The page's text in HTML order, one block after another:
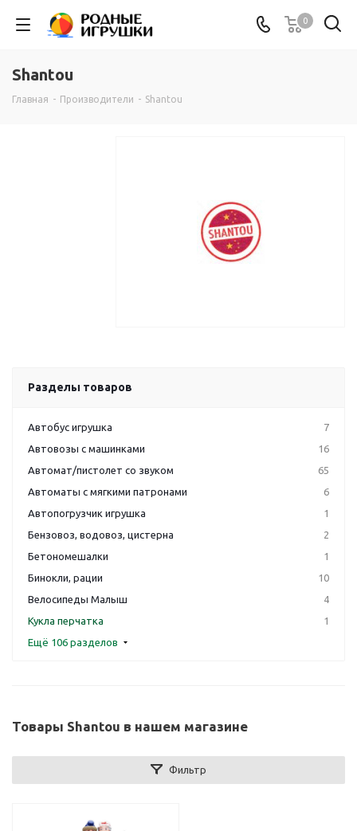
0
Shantou
Главная - Производители - Shantou
Разделы товаров
Автобус игрушка
7
Автовозы с машинками
16
Автомат/пистолет со звуком
65
Автоматы с мягкими патронами
6
Автопогрузчик игрушка
1
Бензовоз, водовоз, цистерна
2
Бетономешалки
1
Бинокли, рации
10
Велосипеды Малыш
4
Кукла перчатка
1
Ещё 106 разделов
Товары Shantou в нашем магазине
Фильтр